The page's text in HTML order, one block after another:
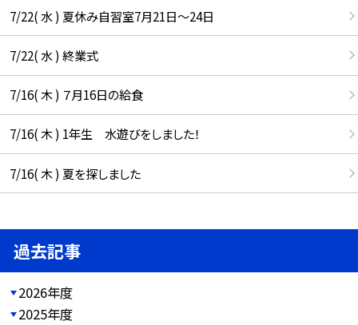
7/22( 水 ) 夏休み自習室7月21日〜24日
7/22( 水 ) 終業式
7/16( 木 ) ７月16日の給食
7/16( 木 ) 1年生 水遊びをしました！
7/16( 木 ) 夏を探しました
過去記事
2026年度
2025年度